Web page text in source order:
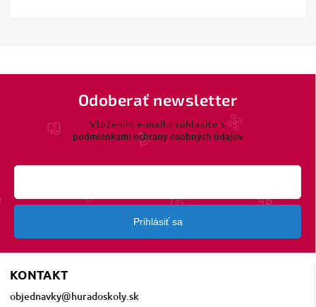
KONTAKT
objednavky@huradoskoly.sk
Odoberať newsletter
Vložením e-mailu súhlasíte s
podmienkami ochrany osobných údajov
Prihlásiť sa